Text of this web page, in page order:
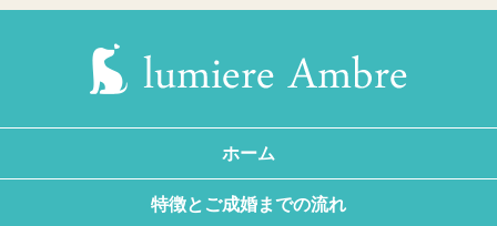
ホーム
特徴とご成婚までの流れ